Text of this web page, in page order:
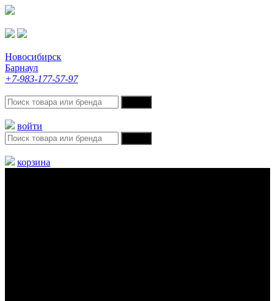
Новосибирск
Барнаул
+7-983-177-57-97
войти
корзина